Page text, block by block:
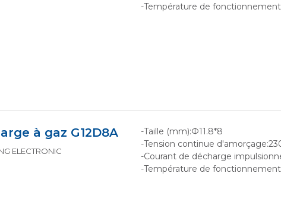
-Température de
à gaz G12D8A
ELECTRONIC
-Taille (mm):Ф11.8*8
-Tension continue
-Courant de décharge
-Température de